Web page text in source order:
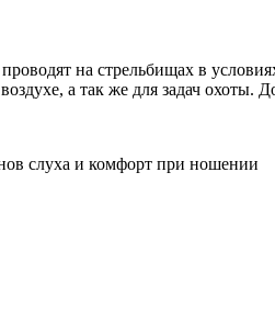
проводят на стрельбищах в
а так же для задач охоты.
слуха и комфорт при ношении